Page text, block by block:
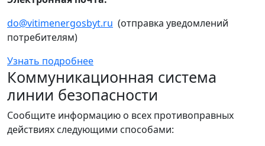
do@vitimenergosbyt.ru (отправка уведомлений
потребителям)
Узнать подробнее
Коммуникационная система
линии безопасности
Сообщите информацию о всех противоправных
действиях следующими способами: